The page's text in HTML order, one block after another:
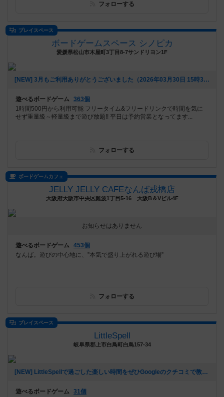
フォローする
プレイスペース
ボードゲームスペース シノピカ
愛媛県松山市木屋町3丁目8-7サンドリヨン1F
[NEW] 3月もご利用ありがとうございました（2026年03月30日 15時38分）
遊べるボードゲーム 363個
1時間500円から利用可能 フリータイム&フリードリンクで時間を気に
せず重量級～軽量級まで遊び放題!! 平日は予約営業となってます...
フォローする
ボードゲームカフェ
JELLY JELLY CAFEなんば戎橋店
大阪府大阪市中央区難波1丁目5-16 大阪B＆Vビル4F
お知らせはありません
遊べるボードゲーム 453個
なんば。遊びの中心地に、”本気で盛り上がれる遊び場”
フォローする
プレイスペース
LittleSpell
岐阜県郡上市白鳥町白鳥157-34
[NEW] LittleSpellで過ごした楽しい時間をぜひGoogleのクチコミで教えてください。（2026年03月23日 13時23分）
遊べるボードゲーム 31個